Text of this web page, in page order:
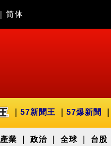
简体
57新聞王 57爆新聞
產業 政治 全球 台股